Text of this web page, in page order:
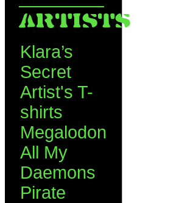
ARTISTS
Klara’s
Secret
Artist's T-
shirts
Megalodon
All My
Daemons
Pirate